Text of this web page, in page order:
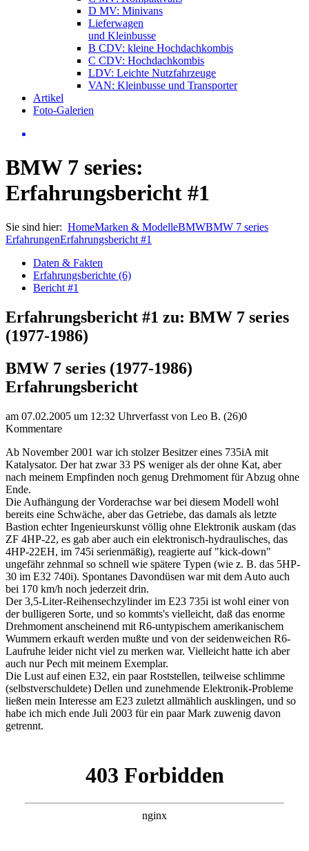
D MV: Minivans
Lieferwagen
und Kleinbusse
B CDV: kleine Hochdachkombis
C CDV: Hochdachkombis
LDV: Leichte Nutzfahrzeuge
VAN: Kleinbusse und Transporter
Artikel
Foto-Galerien
BMW 7 series:
Erfahrungsbericht #1
Sie sind hier: HomeMarken & ModelleBMWBMW 7 series
ErfahrungenErfahrungsbericht #1
Daten & Fakten
Erfahrungsberichte (6)
Bericht #1
Erfahrungsbericht #1 zu: BMW 7 series
(1977-1986)
BMW 7 series (1977-1986)
Erfahrungsbericht
am 07.02.2005 um 12:32 Uhrverfasst von Leo B. (26)0
Kommentare
Ab November 2001 war ich stolzer Besitzer eines 735iA mit
Katalysator. Der hat zwar 33 PS weniger als der ohne Kat, aber
nach meinem Empfinden noch genug Drehmoment für Abzug ohne
Ende.
Die Aufhängung der Vorderachse war bei diesem Modell wohl
bereits eine Schwäche, aber das Getriebe, das damals als letzte
Bastion echter Ingenieurskunst völlig ohne Elektronik auskam (das
ZF 4HP-22, es gab aber auch ein elektronisch-hydraulisches, das
4HP-22EH, im 745i serienmäßig), reagierte auf "kick-down"
ungefähr zehnmal so schnell wie spätere Typen (wie z. B. das 5HP-
30 im E32 740i). Spontanes Davondüsen war mit dem Auto auch
bei 170 km/h noch jederzeit drin.
Der 3,5-Liter-Reihensechzylinder im E23 735i ist wohl einer von
der bulligeren Sorte, und so kommts's vielleicht, daß das enorme
Drehmoment anscheinend mit R6-untypischem amerikanischem
Wummern erkauft werden mußte und von der seidenweichen R6-
Laufruhe leider nicht viel zu merken war. Vielleicht hatte ich aber
auch nur Pech mit meinem Exemplar.
Die Lust auf einen E32, ein paar Roststellen, teilweise schlimme
(selbstverschuldete) Dellen und zunehmende Elektronik-Probleme
ließen mein Interesse am E23 zuletzt allmählich ausklingen, und so
habe ich mich ende Juli 2003 für ein paar Mark zuwenig davon
getrennt.